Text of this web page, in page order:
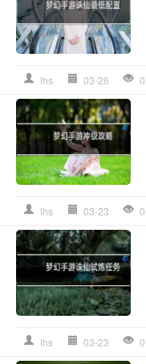
lhs 03-26 0
lhs 03-23 0
lhs 03-23 0